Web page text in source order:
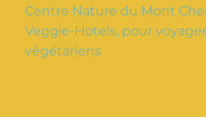
Centre Nature du Mont
Veggie-Hotels, pour
végétariens